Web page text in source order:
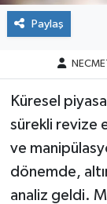
Paylaş
Küresel
sürekli revize
ve
dönemde,
analiz geldi.